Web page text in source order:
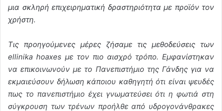
μια σκληρή επιχειρηματική δραστηριότητα με προϊόν τον
χρήστη.
Τις προηγούμενες μέρες ζήσαμε τις μεθοδεύσεις των
ellinika hoaxes με τον πιο αισχρό τρόπο. Εμφανίστηκαν
να επικοινωνούν με το Πανεπιστήμιο της Γάνδης για να
εκμαιεύσουν δήλωση κάποιου καθηγητή ότι είναι ψευδές
πως το πανεπιστήμιο έχει γνωματεύσει ότι η φωτιά στη
σύγκρουση των τρένων προήλθε από υδρογονάνθρακες